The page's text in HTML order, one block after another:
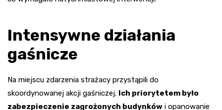
Intensywne działania
gaśnicze
Na miejscu zdarzenia strażacy przystąpili do
skoordynowanej akcji gaśniczej. Ich priorytetem było
zabezpieczenie zagrożonych budynków i opanowanie